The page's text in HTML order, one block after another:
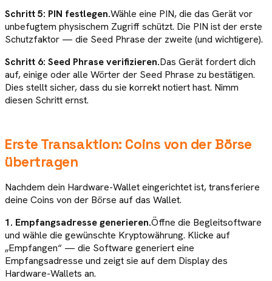
Schritt 5: PIN festlegen.Wähle eine PIN, die das Gerät vor
unbefugtem physischem Zugriff schützt. Die PIN ist der erste
Schutzfaktor — die Seed Phrase der zweite (und wichtigere).
Schritt 6: Seed Phrase verifizieren.Das Gerät fordert dich
auf, einige oder alle Wörter der Seed Phrase zu bestätigen.
Dies stellt sicher, dass du sie korrekt notiert hast. Nimm
diesen Schritt ernst.
Erste Transaktion: Coins von der Börse
übertragen
Nachdem dein Hardware-Wallet eingerichtet ist, transferiere
deine Coins von der Börse auf das Wallet.
1. Empfangsadresse generieren.Öffne die Begleitsoftware
und wähle die gewünschte Kryptowährung. Klicke auf
„Empfangen“ — die Software generiert eine
Empfangsadresse und zeigt sie auf dem Display des
Hardware-Wallets an.